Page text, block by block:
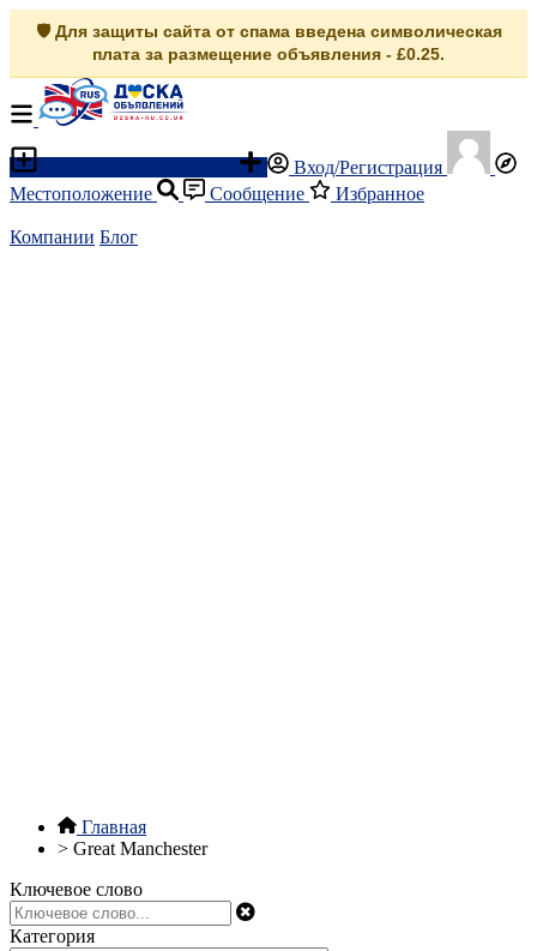
🛡️ Для защиты сайта от спама введена символическая
плата за размещение объявления - £0.25.
Вход/Регистрация
Местоположение
Сообщение Избранное
Компании Блог
Главная
> Great Manchester
Ключевое слово
Категория